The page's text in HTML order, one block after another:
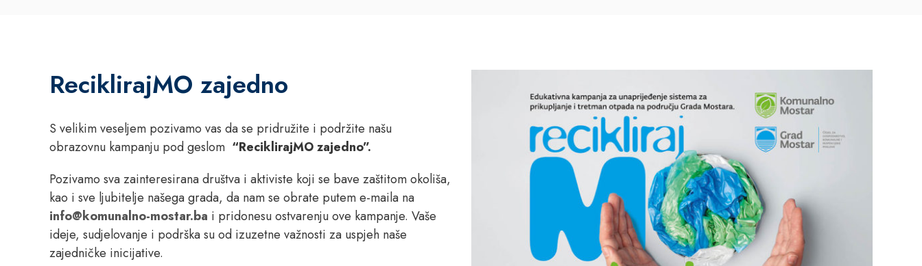
ReciklirajMO zajedno
S velikim veseljem pozivamo vas da se pridružite i podržite našu
obrazovnu kampanju pod geslom “ReciklirajMO zajedno”.
Pozivamo sva zainteresirana društva i aktiviste koji se bave zaštitom okoliša,
kao i sve ljubitelje našega grada, da nam se obrate putem e-maila na
info@komunalno-mostar.ba i pridonesu ostvarenju ove kampanje. Vaše
ideje, sudjelovanje i podrška su od izuzetne važnosti za uspjeh naše
zajedničke inicijative.